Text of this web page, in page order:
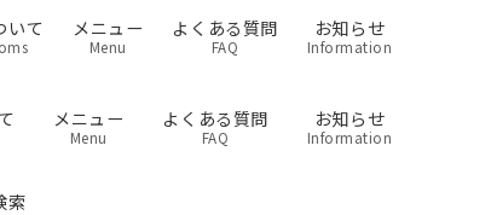
メニュー
Menu
よくある質問
FAQ
お知らせ
Information
いて メニュー
Menu
よくある質問
FAQ
お知らせ
Information
索